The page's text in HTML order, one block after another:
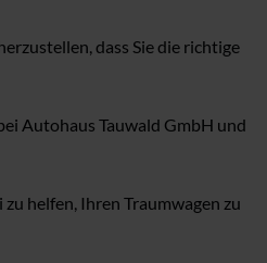
dass Sie die richtige
Autohaus Tauwald GmbH und
helfen, Ihren Traumwagen zu